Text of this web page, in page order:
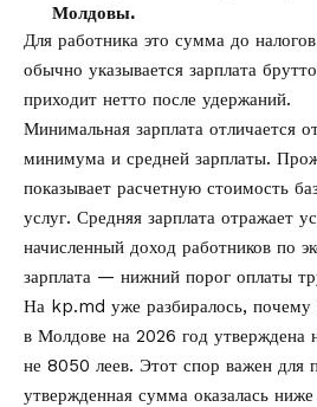
Молдовы.
Для работника это сумма до
обычно указывается зарплата
приходит нетто после удержаний.
Минимальная зарплата отличается
минимума и средней зарплаты.
показывает расчетную стоимость
услуг. Средняя зарплата отражает
начисленный доход работников по
зарплата — нижний порог оплаты
На kp.md уже разбиралось, почему
в Молдове на 2026 год утверждена
не 8050 леев. Этот спор важен для
утвержденная сумма оказалась